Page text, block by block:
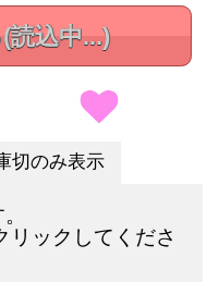
(読込中...)
切のみ表示
リックしてくださ